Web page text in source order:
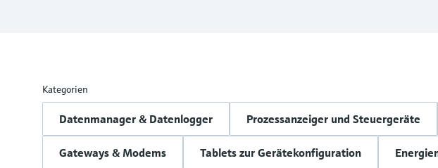
Kategorien
Datenmanager & Datenlogger Prozessanzeiger und Steuergeräte
Gateways & Modems Tablets zur Gerätekonfiguration